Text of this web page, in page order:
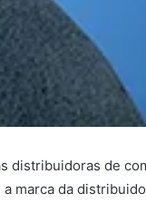
distribuidoras de
marca da